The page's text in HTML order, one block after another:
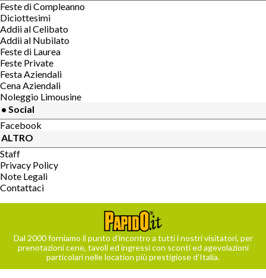
Feste di Compleanno
Diciottesimi
Addii al Celibato
Addii al Nubilato
Feste di Laurea
Feste Private
Festa Aziendali
Cena Aziendali
Noleggio Limousine
• Social
Facebook
ALTRO
Staff
Privacy Policy
Note Legali
Contattaci
Dal 2000 forniamo il punto d’incontro a tutti i nostri visitatori, per
prenotazioni cene, tavoli ed ingressi con sconti ed agevolazioni
particolari nelle location più prestigiose d’Italia.